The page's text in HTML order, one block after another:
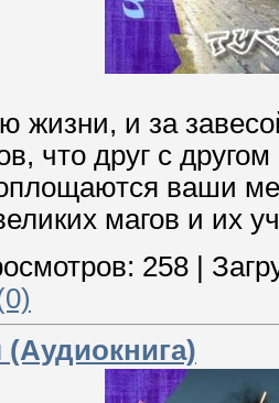
жизни, и за
что друг с
ваши
магов и их
258 |